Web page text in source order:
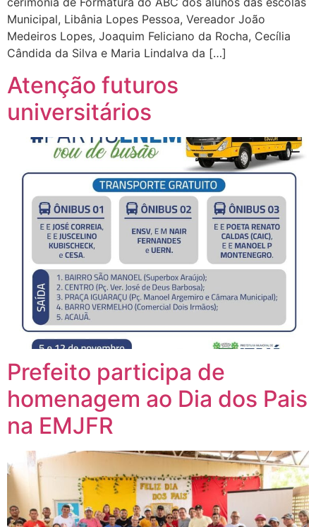
Municipal, Libânia Lopes Pessoa, Vereador João
Medeiros Lopes, Joaquim Feliciano da Rocha, Cecília
Cândida da Silva e Maria Lindalva da […]
Atenção futuros
universitários
Prefeito participa de
homenagem ao Dia dos Pais
na EMJFR